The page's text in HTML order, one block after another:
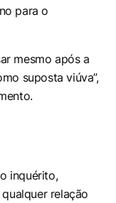
para o
mesmo após a
suposta viúva”,
inquérito,
relação